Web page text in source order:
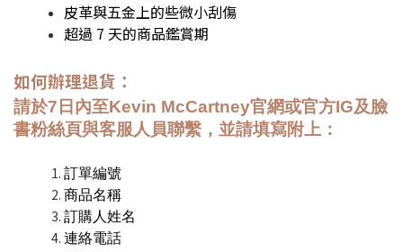
皮革與五金上的些微小刮傷
超過 7 天的商品鑑賞期
如何辦理退貨：
請於7日內至Kevin McCartney官網或官方IG及臉
書粉絲頁與客服人員聯繫，並請填寫附上：
訂單編號
商品名稱
訂購人姓名
連絡電話